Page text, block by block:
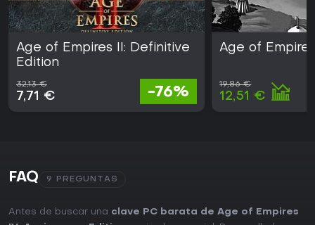
Age of Empires II: Definitive
Edition
32,13 €
7,71 € -76%
Age of
19,86 €
12,51 €
FAQ 9 PREGUNTAS
Antes de buscar una clave PC barata de Age of Empires